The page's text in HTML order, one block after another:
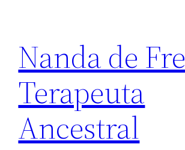
conteúdo
Nanda de
Terapeuta
Ancestral